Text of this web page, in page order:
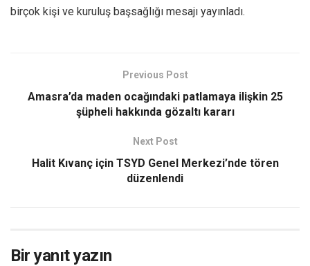
birçok kişi ve kuruluş başsağlığı mesajı yayınladı.
Previous Post
Amasra’da maden ocağındaki patlamaya ilişkin 25
şüpheli hakkında gözaltı kararı
Next Post
Halit Kıvanç için TSYD Genel Merkezi’nde tören
düzenlendi
Bir yanıt yazın